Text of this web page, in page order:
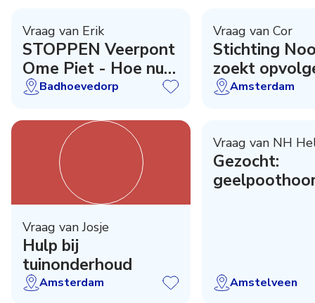
Vraag van Erik
STOPPEN Veerpont
Ome Piet - Hoe nu
verder ?
Badhoevedorp
Vraag van Cor
Stichting
zoekt
Amsterdam
Vraag van Josje
Hulp bij
tuinonderhoud
Amsterdam
Vraag van NH
Gezocht:
Amstelveen